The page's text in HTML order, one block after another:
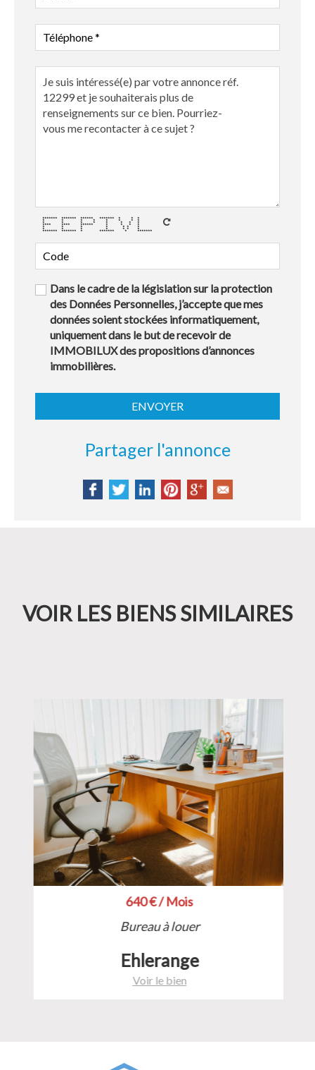
******* ******* ****** ******* * * *
* * * * * * * *
* * * * * * * *
**** **** ****** * * * *
* * * * * * *
* * * * * * *
******* ******* * ******* * *******
Dans le cadre de la législation sur la protection
des Données Personnelles, j’accepte que mes
données soient stockées informatiquement,
uniquement dans le but de recevoir de
IMMOBILUX des propositions d’annonces
immobilières.
Partager l'annonce
VOIR LES BIENS SIMILAIRES
640 € / Mois
Bureau à louer
Ehlerange
Voir le bien